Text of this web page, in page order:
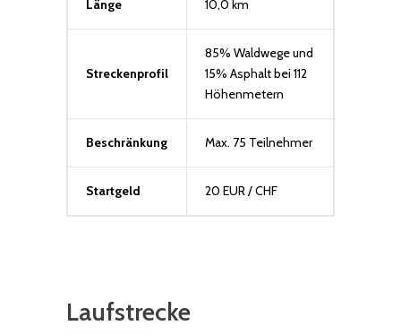
Länge 10,0 km
Streckenprofil
85% Waldwege und
15% Asphalt bei 112
Höhenmetern
Beschränkung Max. 75 Teilnehmer
Startgeld 20 EUR / CHF
Laufstrecke